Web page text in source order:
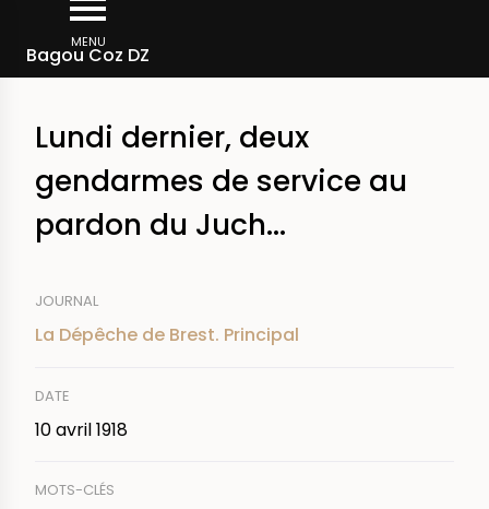
contenu
MENU
Bagou Coz DZ
d'Ariane
Rechercher dans la presse
Lundi dernier, deux
gendarmes de service au
pardon du Juch...
JOURNAL
La Dépêche de Brest. Principal
DATE
10 avril 1918
MOTS-CLÉS